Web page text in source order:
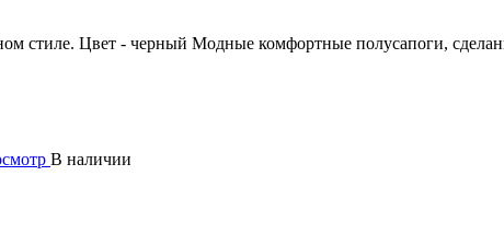
стиле. Цвет - черный Модные комфортные полусапоги,
В наличии